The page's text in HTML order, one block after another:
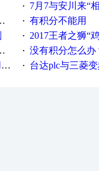
· 7月7与安川来“
· 有积分不能用
· 2017王者之狮“鸡”情签到
· 没有积分怎么办
· 台达plc与三菱